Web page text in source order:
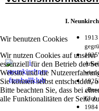
Wir benutzen Cookies
Wir nutzen Cookies auf
essenziell für den Betrieb der
Website und die
Sie können selbst entscheiden,
Bitte beachten Sie, dass bei
alle Funktionalitäten der Seite
I.
1925
1925
Club